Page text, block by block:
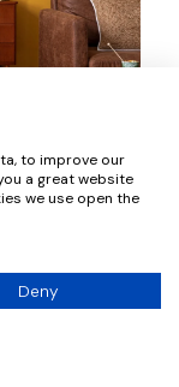
locataires en
le pays, la
auss...
to improve our
a great website
we use open the
Deny